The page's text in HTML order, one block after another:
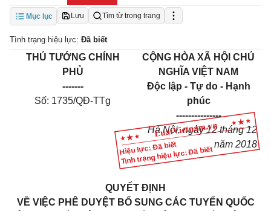
Mục lục Lưu Tìm từ trong trang
Tình trạng hiệu lực: Đã biết
Hiệu lực: Đã biết
Tình trạng hiệu lực: Đã biết
THỦ TƯỚNG CHÍNH
PHỦ
-------
Số: 1735/QĐ-TTg
CỘNG HÒA XÃ HỘI CHỦ
NGHĨA VIỆT NAM
Độc lập - Tự do - Hạnh
phúc
---------------
Hà Nội, ngày12tháng12
năm 2018
QUYẾT ĐỊNH
VỀ VIỆC PHÊ DUYỆT BỔ SUNG CÁC TUYẾN QUỐC